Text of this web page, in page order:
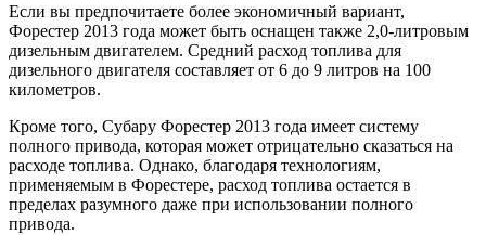
Если вы предпочитаете более экономичный вариант,
Форестер 2013 года может быть оснащен также 2,0-литровым
дизельным двигателем. Средний расход топлива для
дизельного двигателя составляет от 6 до 9 литров на 100
километров.
Кроме того, Субару Форестер 2013 года имеет систему
полного привода, которая может отрицательно сказаться на
расходе топлива. Однако, благодаря технологиям,
применяемым в Форестере, расход топлива остается в
пределах разумного даже при использовании полного
привода.